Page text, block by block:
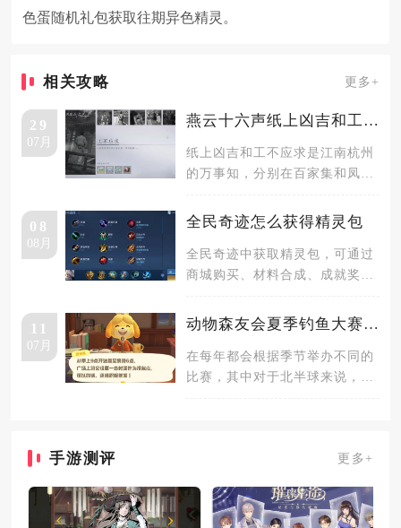
色蛋随机礼包获取往期异色精灵。
相关攻略 更多+
29
07月
燕云十六声纸上凶吉和工不应求如何完成
纸上凶吉和工不应求是江南杭州
的万事知，分别在百家集和凤凰
集之一
08
08月
全民奇迹怎么获得精灵包
全民奇迹中获取精灵包，可通过
商城购买、材料合成、成就奖
交易六种
11
07月
动物森友会夏季钓鱼大赛怎么参加
在每年都会根据季节举办不同的
比赛，其中对于北半球来说，钓
手游测评 更多+